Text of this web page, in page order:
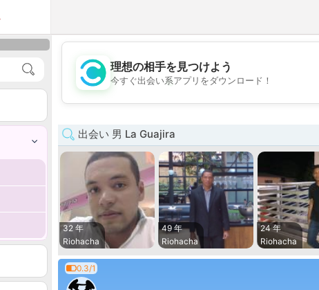
💖
理想の相手を見つけよう
今すぐ出会い系アプリをダウンロード！
出会い 男 La Guajira
32 年
Riohacha
49 年
Riohacha
24 年
Riohacha
0.3/1